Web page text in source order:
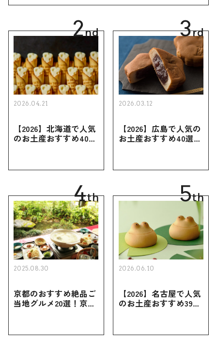
2nd
2026.04.21
【2026】北海道で人気
のお土産おすすめ40選
買えない限定品、女性
3rd
2026.03.12
【2026】広島で人気の
お土産おすすめ40選｜
き用、女性向けまで幅
4th
2025.08.30
京都のおすすめ絶品ご
当地グルメ20選！京都
5th
2026.06.10
【2026】名古屋で人気
のお土産おすすめ39選
お土産・ばらまき用ま